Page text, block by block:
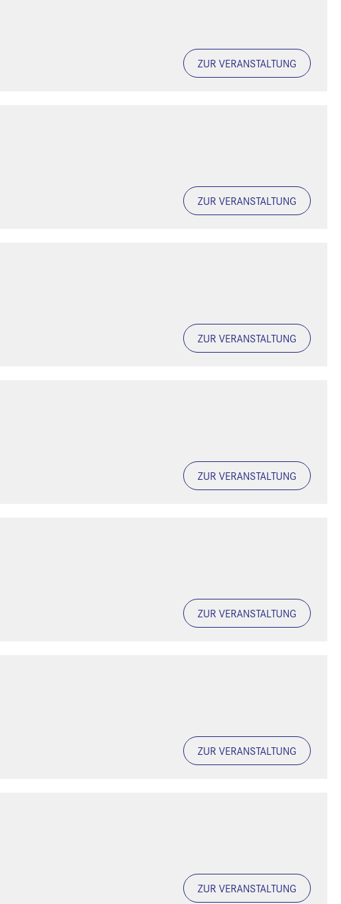
ZUR VERANSTALTUNG
ZUR VERANSTALTUNG
ZUR VERANSTALTUNG
ZUR VERANSTALTUNG
ZUR VERANSTALTUNG
ZUR VERANSTALTUNG
ZUR VERANSTALTUNG